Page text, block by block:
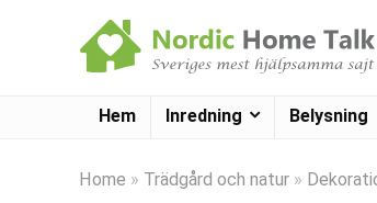
Hem Inredning Belysning
Home » Trädgård och natur »